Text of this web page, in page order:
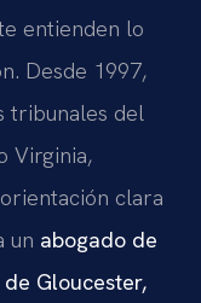
entienden lo
Desde 1997,
tribunales del
Virginia,
clara
un abogado de
Gloucester,